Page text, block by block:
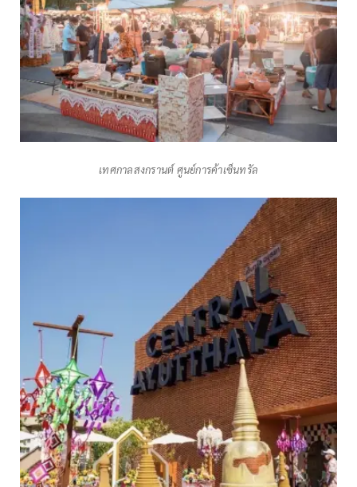
เทศกาลสงกรานต์ ศูนย์การค้าเซ็นทรัล